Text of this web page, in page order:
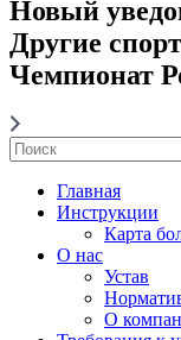
Новый
Другие
Чемпионат
Главная
Инструкции
Карта
О нас
Устав
О